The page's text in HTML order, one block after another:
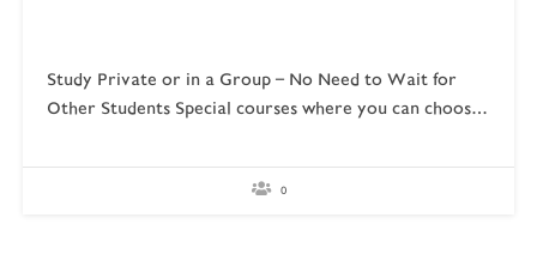
Study Private or in a Group – No Need to Wait for
Other Students Special courses where you can choose
certain number of students like regular classes. You
can come in a group or study alone. You can choose
0